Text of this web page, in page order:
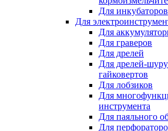
Для инкубаторов
Для
Для
Для граверов
Для дрелей
Для дрелей-
гайковертов
Для лобзиков
Для
инструмента
Для паяльного
Для